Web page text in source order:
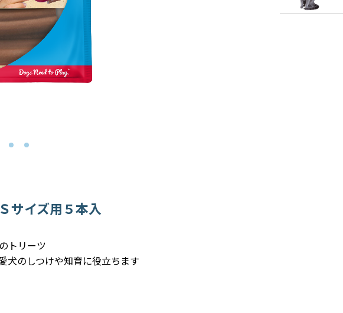
サイズ用５本入
トリーツ
犬のしつけや知育に役立ちます